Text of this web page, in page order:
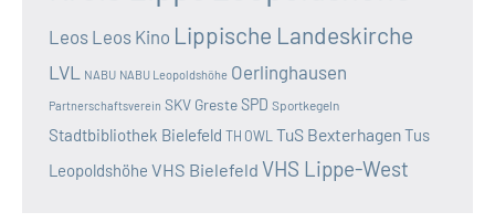
Leos Leos Kino Lippische Landeskirche
LVL NABU NABU Leopoldshöhe Oerlinghausen
Partnerschaftsverein SKV GresteSPD Sportkegeln
Stadtbibliothek Bielefeld TH OWL TuS BexterhagenTus
Leopoldshöhe VHS Bielefeld VHS Lippe-West